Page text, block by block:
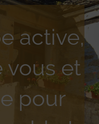
active,
vous et
pour